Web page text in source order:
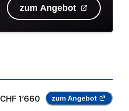
zum Angebot
CHF 1’660 zum Angebot